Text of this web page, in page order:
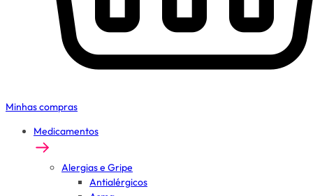
Minhas compras
Medicamentos
Alergias e Gripe
Antialérgicos